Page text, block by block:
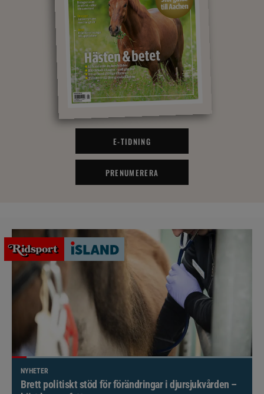
E-TIDNING
PRENUMERERA
NYHETER
Brett politiskt stöd för förändringar i djursjukvården –